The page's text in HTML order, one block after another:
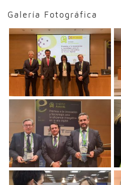
Galería Fotográfica